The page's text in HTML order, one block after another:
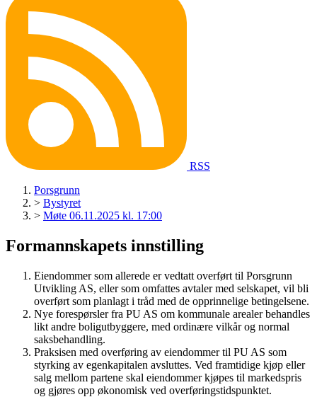
RSS
Porsgrunn
> Bystyret
> Møte 06.11.2025 kl. 17:00
Formannskapets innstilling
Eiendommer som allerede er vedtatt overført til Porsgrunn
Utvikling AS, eller som omfattes avtaler med selskapet, vil bli
overført som planlagt i tråd med de opprinnelige betingelsene.
Nye forespørsler fra PU AS om kommunale arealer behandles
likt andre boligutbyggere, med ordinære vilkår og normal
saksbehandling.
Praksisen med overføring av eiendommer til PU AS som
styrking av egenkapitalen avsluttes. Ved framtidige kjøp eller
salg mellom partene skal eiendommer kjøpes til markedspris
og gjøres opp økonomisk ved overføringstidspunktet.